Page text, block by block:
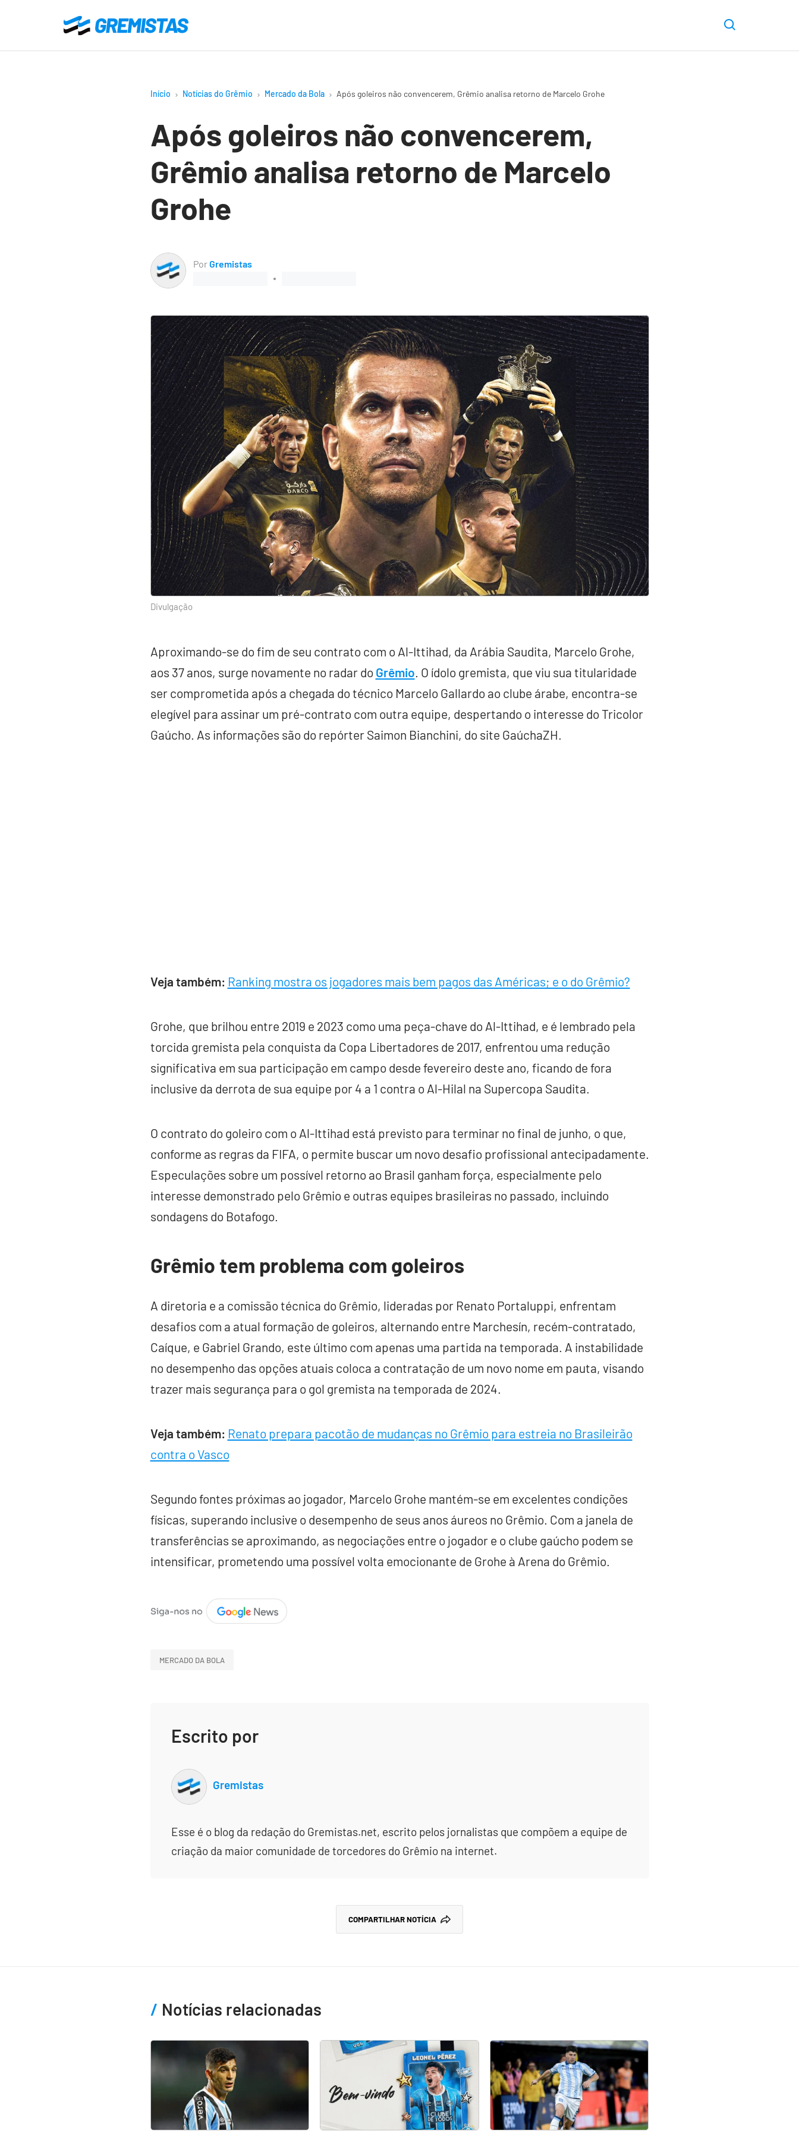
o
Gremistas
Início Notícias do Grêmio Mercado da Bola Após goleiros não convencerem, Grêmio analisa retorno de Marcelo Grohe
Após goleiros não convencerem,
Grêmio analisa retorno de Marcelo
Grohe
PorGremistas
Divulgação
Aproximando-se do fim de seu contrato com o Al-Ittihad, da Arábia Saudita, Marcelo Grohe,
aos 37 anos, surge novamente no radar do Grêmio . O ídolo gremista, que viu sua titularidade
ser comprometida após a chegada do técnico Marcelo Gallardo ao clube árabe, encontra-se
elegível para assinar um pré-contrato com outra equipe, despertando o interesse do Tricolor
Gaúcho. As informações são do repórter Saimon Bianchini, do site GaúchaZH.
Veja também: Ranking mostra os jogadores mais bem pagos das Américas; e o do Grêmio?
Grohe, que brilhou entre 2019 e 2023 como uma peça-chave do Al-Ittihad, e é lembrado pela
torcida gremista pela conquista da Copa Libertadores de 2017, enfrentou uma redução
significativa em sua participação em campo desde fevereiro deste ano, ficando de fora
inclusive da derrota de sua equipe por 4 a 1 contra o Al-Hilal na Supercopa Saudita.
O contrato do goleiro com o Al-Ittihad está previsto para terminar no final de junho, o que,
conforme as regras da FIFA, o permite buscar um novo desafio profissional antecipadamente.
Especulações sobre um possível retorno ao Brasil ganham força, especialmente pelo
interesse demonstrado pelo Grêmio e outras equipes brasileiras no passado, incluindo
sondagens do Botafogo.
Grêmio tem problema com goleiros
A diretoria e a comissão técnica do Grêmio, lideradas por Renato Portaluppi, enfrentam
desafios com a atual formação de goleiros, alternando entre Marchesín, recém-contratado,
Caíque, e Gabriel Grando, este último com apenas uma partida na temporada. A instabilidade
no desempenho das opções atuais coloca a contratação de um novo nome em pauta, visando
trazer mais segurança para o gol gremista na temporada de 2024.
Veja também: Renato prepara pacotão de mudanças no Grêmio para estreia no Brasileirão
contra o Vasco
Segundo fontes próximas ao jogador, Marcelo Grohe mantém-se em excelentes condições
físicas, superando inclusive o desempenho de seus anos áureos no Grêmio. Com a janela de
transferências se aproximando, as negociações entre o jogador e o clube gaúcho podem se
intensificar, prometendo uma possível volta emocionante de Grohe à Arena do Grêmio.
MERCADO DA BOLA
Escrito por
Gremistas
Esse é o blog da redação do Gremistas.net, escrito pelos jornalistas que compõem a equipe de
criação da maior comunidade de torcedores do Grêmio na internet.
COMPARTILHAR NOTÍCIA
Notícias relacionadas